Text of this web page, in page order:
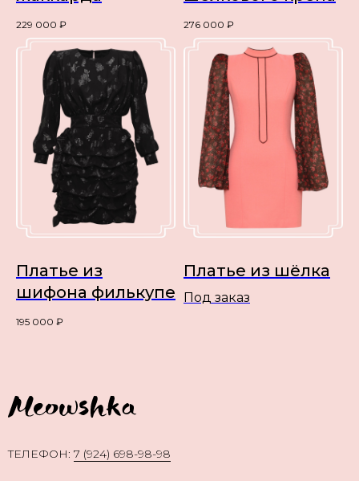
229 000 ₽ 276 000 ₽
Платье из
шифона филькупе
195 000 ₽
Платье из шёлка
Под заказ
TЕЛЕФОН: 7 (924) 698-98-98